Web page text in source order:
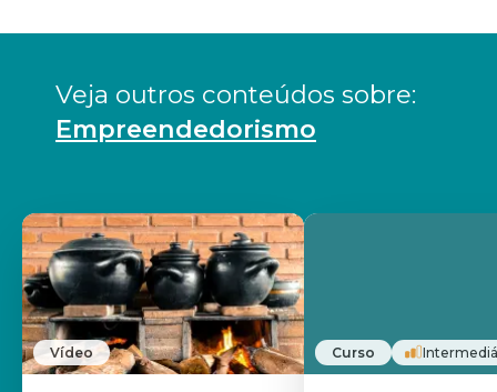
Empreendedorismo
Vídeo Curso